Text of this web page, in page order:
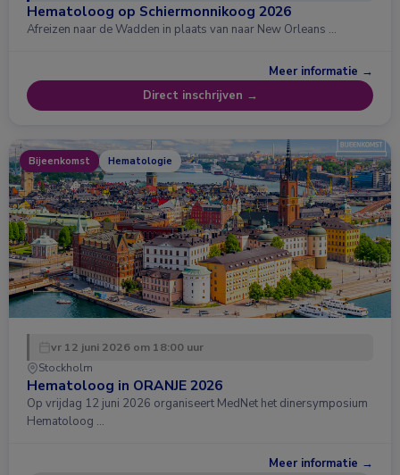
Hematoloog op Schiermonnikoog 2026
Afreizen naar de Wadden in plaats van naar New Orleans …
Meer informatie →
Direct inschrijven →
Bijeenkomst Hematologie
vr 12 juni 2026 om 18:00 uur
Stockholm
Hematoloog in ORANJE 2026
Op vrijdag 12 juni 2026 organiseert MedNet het dinersymposium
Hematoloog …
Meer informatie →